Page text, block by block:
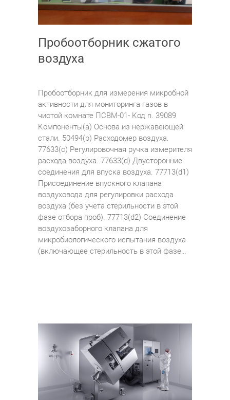
Пробоотборник сжатого
воздуха
Пробоотборник для измерения микробной
активности для мониторинга газов в
чистой комнате ПСВМ-01- Код n. 39089
Компоненты(а) Основа из нержавеющей
стали. 50494(b) Расходомер воздуха.
77633(c) Регулировочная ручка измерителя
расхода воздуха. 77633(d) Двусторонние
соединения для впуска воздуха. 77713(d1)
Присоединение впускного клапана
воздуховода для регулировки расхода
воздуха (без учета стерильности в этой
фазе отбора проб). 77713(d2) Соединение
воздухозаборного клапана для
микробиологического испытания воздуха
(включающее стерильность в этой фазе…